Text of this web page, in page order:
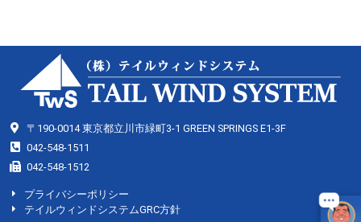
〒190-0014 東京都立川市緑町3-1 GREEN SPRINGS E1-3F
042-548-1511
042-548-1512
プライバシーポリシー
テイルウィンドシステムGRC方針